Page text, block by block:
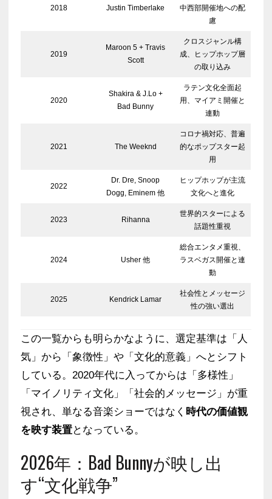
2018 Justin Timberlake
中西部開催地への配
慮
2019
Maroon 5 + Travis
Scott
クロスジャンル構
成、ヒップホップ層
の取り込み
2020
Shakira & J.Lo +
Bad Bunny
ラテン文化全面起
用、マイアミ開催と
連動
2021 The Weeknd
コロナ禍対応、普遍
的なポップスター起
用
2022
Dr. Dre, Snoop
Dogg, Eminem 他
ヒップホップが主流
文化へと進化
2023 Rihanna
世界的スターによる
話題性重視
2024 Usher 他
総合エンタメ重視、
ラスベガス開催と連
動
2025 Kendrick Lamar
社会性とメッセージ
性の強い選出
この一覧からも明らかなように、選定基準は「人
気」から「象徴性」や「文化的意義」へとシフト
している。2020年代に入ってからは「多様性」
「マイノリティ文化」「社会的メッセージ」が重
視され、単なる音楽ショーではなく 時代の価値観
を映す装置となっている。
2026年：Bad Bunnyが映し出
す“文化戦争”